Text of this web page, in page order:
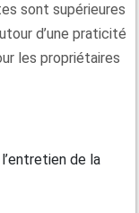
sont supérieures
d’une praticité
les propriétaires
de la